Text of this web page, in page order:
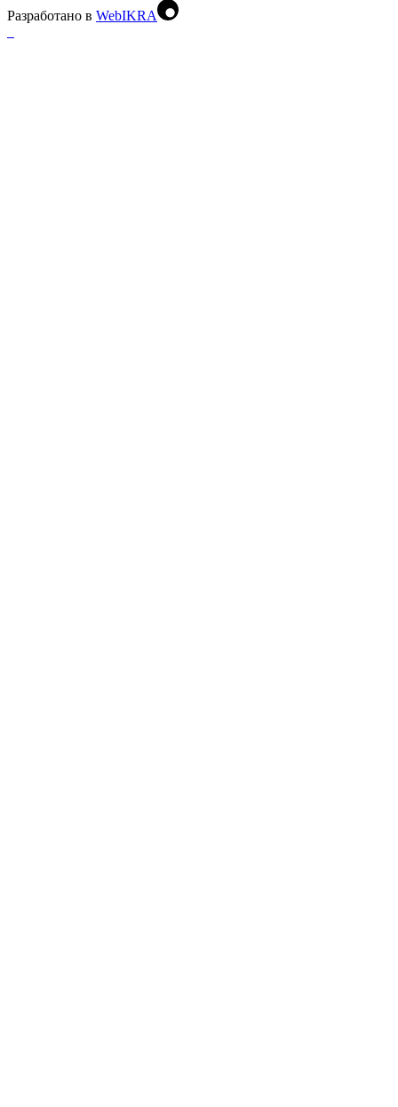
Разработано в WebIKRA